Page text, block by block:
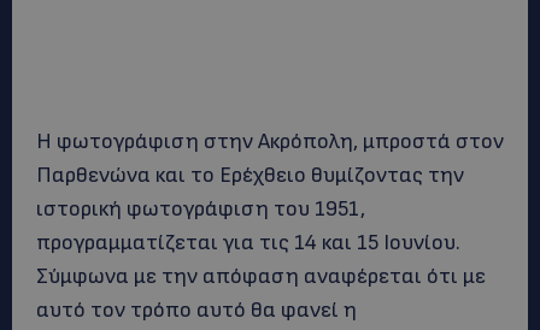
Η φωτογράφιση στην Ακρόπολη, μπροστά στον
Παρθενώνα και το Ερέχθειο θυμίζοντας την
ιστορική φωτογράφιση του 1951,
προγραμματίζεται για τις 14 και 15 Ιουνίου.
Σύμφωνα με την απόφαση αναφέρεται ότι με
αυτό τον τρόπο αυτό θα φανεί η